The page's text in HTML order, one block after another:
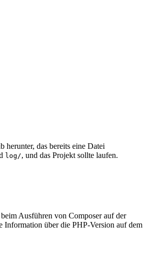
herunter, das bereits eine Datei
log/, und das Projekt sollte laufen.
Ausführen von Composer auf der
Information über die PHP-Version auf dem